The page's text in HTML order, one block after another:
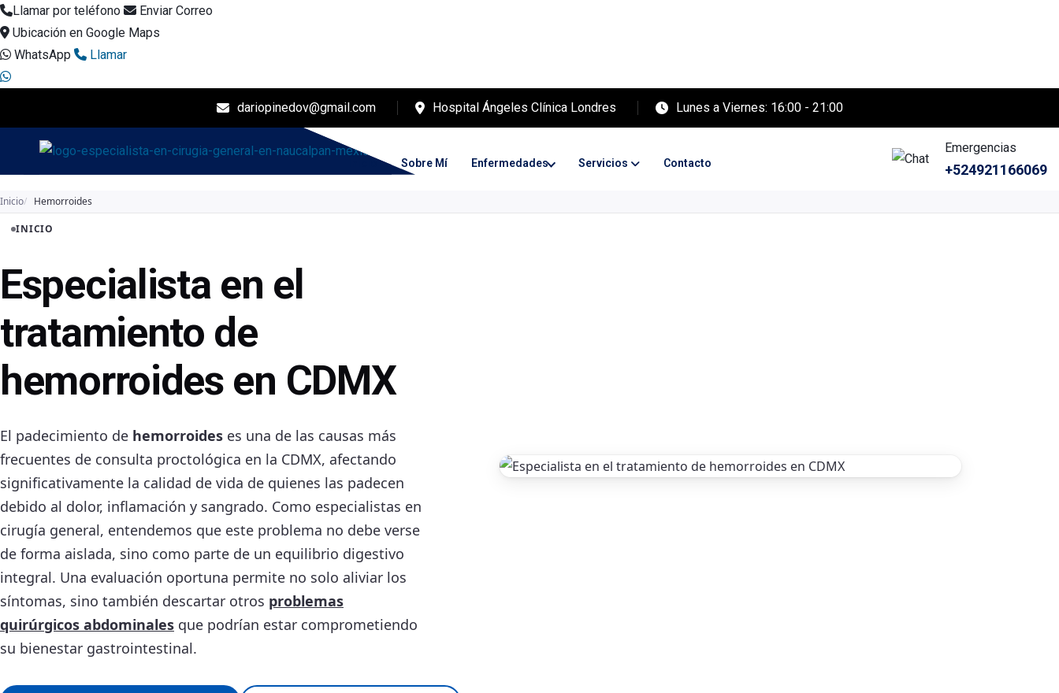
Llamar por teléfono
Enviar Correo
Ubicación en Google Maps
WhatsApp
Llamar
dariopinedov@gmail.com Hospital Ángeles Clínica Londres Lunes a Viernes: 16:00 - 21:00
Inicio Sobre Mí Enfermedades Servicios Contacto
Emergencias
+524921166069
Inicio Hemorroides
INICIO
Especialista en el
tratamiento de
hemorroides en CDMX
El padecimiento de hemorroides es una de las causas más
frecuentes de consulta proctológica en la CDMX, afectando
significativamente la calidad de vida de quienes las padecen
debido al dolor, inflamación y sangrado. Como especialistas en
cirugía general, entendemos que este problema no debe verse
de forma aislada, sino como parte de un equilibrio digestivo
integral. Una evaluación oportuna permite no solo aliviar los
síntomas, sino también descartar otros problemas
quirúrgicos abdominales que podrían estar comprometiendo
su bienestar gastrointestinal.